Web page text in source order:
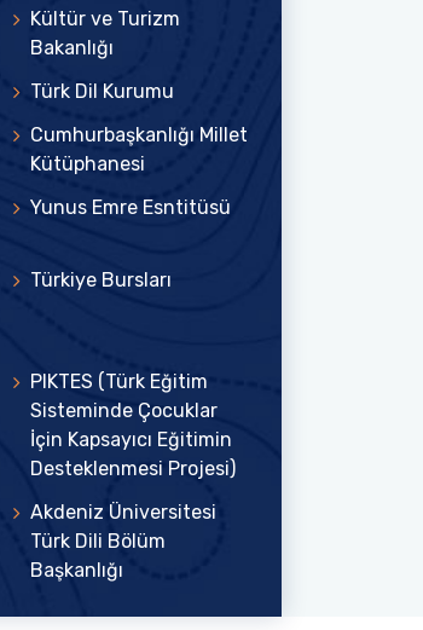
Kültür ve Turizm
Bakanlığı
Türk Dil Kurumu
Cumhurbaşkanlığı Millet
Kütüphanesi
Yunus Emre Esntitüsü
Türkiye Bursları
PIKTES (Türk Eğitim
Sisteminde Çocuklar
İçin Kapsayıcı Eğitimin
Desteklenmesi Projesi)
Akdeniz Üniversitesi
Türk Dili Bölüm
Başkanlığı